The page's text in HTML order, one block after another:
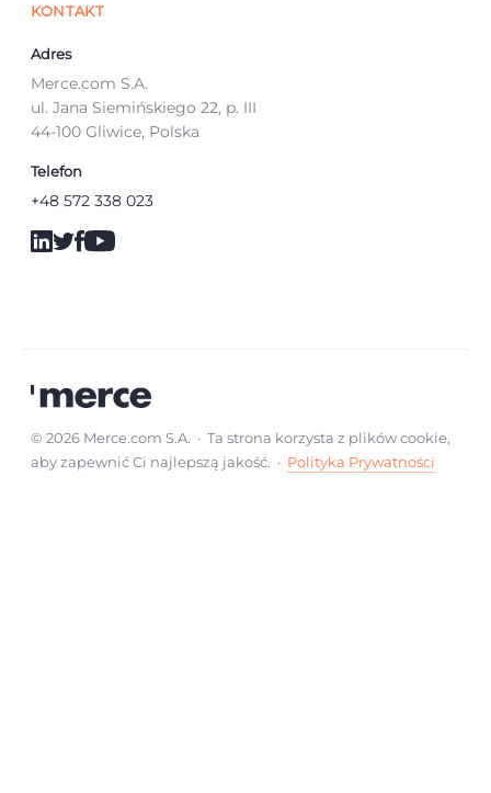
KONTAKT
Adres
Merce.com S.A.
ul. Jana Siemińskiego 22, p. III
44-100 Gliwice, Polska
Telefon
+48 572 338 023
© 2026 Merce.com S.A. · Ta strona korzysta z plików cookie,
aby zapewnić Ci najlepszą jakość. · Polityka Prywatności